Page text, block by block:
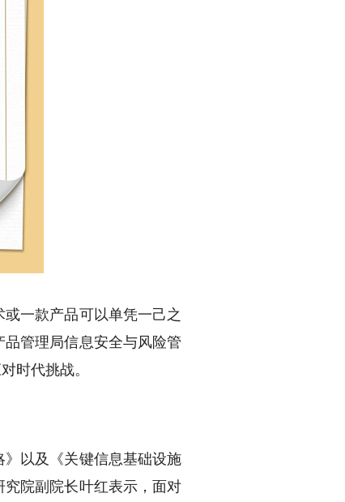
一款产品可以单凭一己之
管理局信息安全与风险管
时代挑战。
以及《关键信息基础设施
院副院长叶红表示，面对